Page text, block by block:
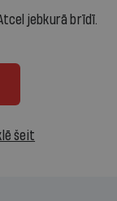
jebkurā brīdī.
šeit